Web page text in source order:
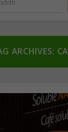
ARCHIVES: